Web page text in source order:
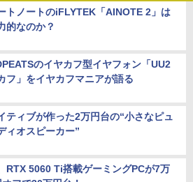
トノートのiFLYTEK「AINOTE 2」は
的なのか？
のイヤカフ型イヤフォン「UU2
フ」をイヤカフマニアが語る
ティブが作った2万円台の“小さなピュ
ィオスピーカー”
RTX 5060 Ti搭載ゲーミングPCが7万